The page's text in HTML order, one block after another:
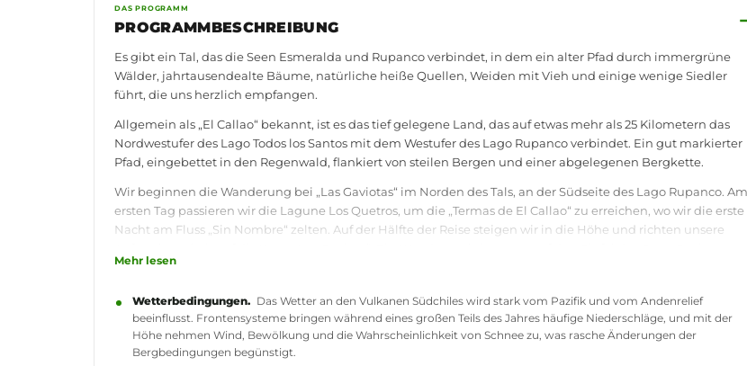
DAS PROGRAMM
PROGRAMMBESCHREIBUNG
Es gibt ein Tal, das die Seen Esmeralda und Rupanco verbindet, in dem ein alter Pfad durch immergrüne
Wälder, jahrtausendealte Bäume, natürliche heiße Quellen, Weiden mit Vieh und einige wenige Siedler
führt, die uns herzlich empfangen.
Allgemein als „El Callao“ bekannt, ist es das tief gelegene Land, das auf etwas mehr als 25 Kilometern das
Nordwestufer des Lago Todos los Santos mit dem Westufer des Lago Rupanco verbindet. Ein gut markierter
Pfad, eingebettet in den Regenwald, flankiert von steilen Bergen und einer abgelegenen Bergkette.
Wir beginnen die Wanderung bei „Las Gaviotas“ im Norden des Tals, an der Südseite des Lago Rupanco. Am
ersten Tag passieren wir die Lagune Los Quetros, um die „Termas de El Callao“ zu erreichen, wo wir die erste
Nacht am Fluss „Sin Nombre“ zelten. Auf der Hälfte der Reise steigen wir in die Höhe und richten unsere
dem aus der Blick über die Region Los Lagos durch ein einzigartiges Bild des Vulkans Puntiagudo
bei einem guten hausgemachten Essen zu rasten, und entdecken am dritten Tag den Lago Todos los Santos
und fahren mit dem Boot in Richtung der Vulkane Osorno und La Picada.
Das Programm umfasst den Transport zum Ausgangspunkt des Weges, die Bootsfahrt über den Lago Todos
Mehr lesen
Wetterbedingungen. Das Wetter an den Vulkanen Südchiles wird stark vom Pazifik und vom Andenrelief
beeinflusst. Frontensysteme bringen während eines großen Teils des Jahres häufige Niederschläge, und mit der
Höhe nehmen Wind, Bewölkung und die Wahrscheinlichkeit von Schnee zu, was rasche Änderungen der
Bergbedingungen begünstigt.